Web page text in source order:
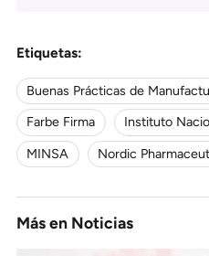
Etiquetas:
Buenas Prácticas de
Farbe Firma
Instituto
MINSA
Nordic
Más en Noticias